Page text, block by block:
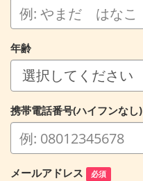
年齢
携帯電話番号(ハイフンなし)
メールアドレス 必須